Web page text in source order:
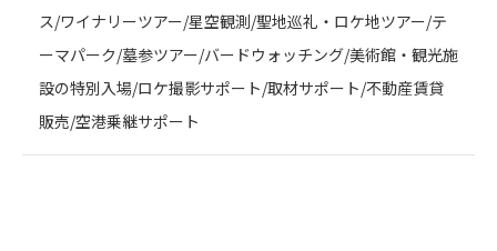
ス/ワイナリーツアー/星空観測/聖地巡礼・ロケ地ツアー/テ
ーマパーク/墓参ツアー/バードウォッチング/美術館・観光施
設の特別入場/ロケ撮影サポート/取材サポート/不動産賃貸
販売/空港乗継サポート